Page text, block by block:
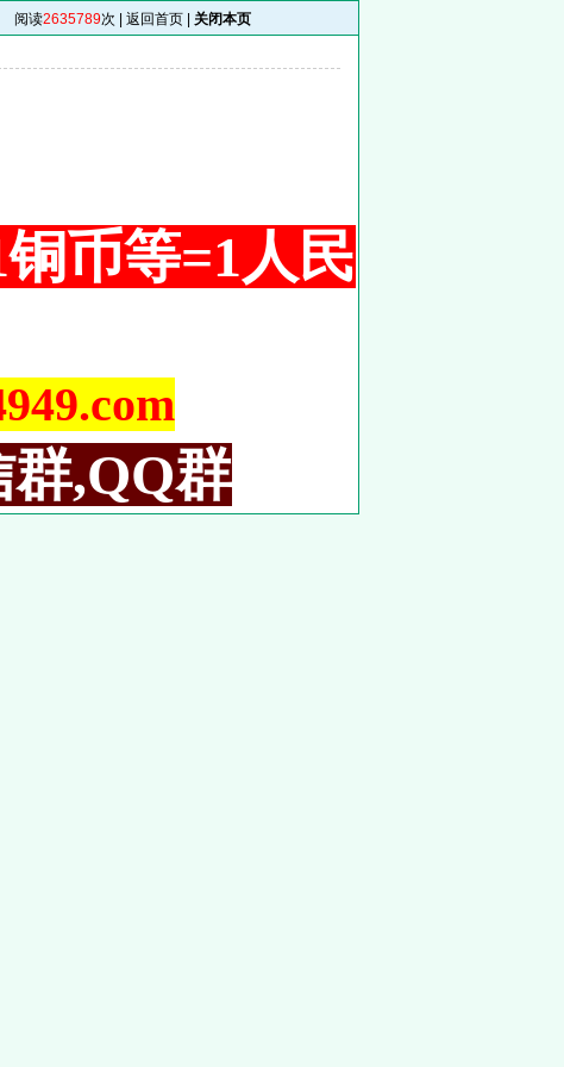
阅读2635789次 | 返回首页 关闭本页
币等=1人民
,QQ群